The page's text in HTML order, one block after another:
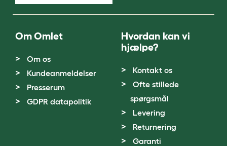
Om Omlet
Om os
Kundeanmeldelser
Presserum
GDPR datapolitik
Hvordan kan vi
hjælpe?
Kontakt os
Ofte stillede
spørgsmål
Levering
Returnering
Garanti